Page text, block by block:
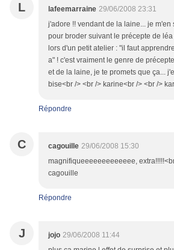
L lafeemarraine 29/06/2008 23:31
j'adore !! vendant de la laine... je m'en
pour broder suivant le précepte de
lors d'un petit atelier : "il faut
a" ! c'est vraiment le genre de
et de la laine, je te promets que ça...
bise<br /> <br /> karine<br /> <br />
Répondre
C cagouille 29/06/2008 15:30
magnifiqueeeeeeeeeeeee,
cagouille
Répondre
J jojo 29/06/2008 11:44